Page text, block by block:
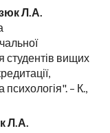
Л.А.
студентів вищих
– К.,
Л.А.